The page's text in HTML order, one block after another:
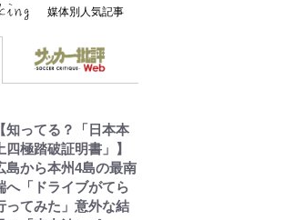
媒体別人気記事
【知ってる？「日本本
四極踏破証明書」】
島から本州4島の最南
へ「ドライブがてら
ってみた」意外な結